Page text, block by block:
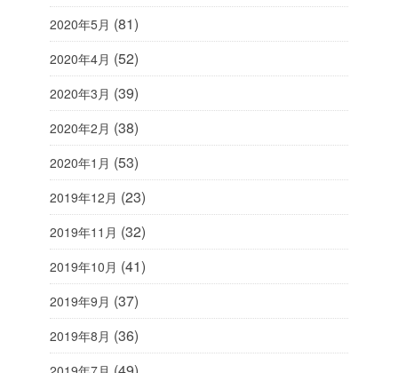
2020年5月 (81)
2020年4月 (52)
2020年3月 (39)
2020年2月 (38)
2020年1月 (53)
2019年12月 (23)
2019年11月 (32)
2019年10月 (41)
2019年9月 (37)
2019年8月 (36)